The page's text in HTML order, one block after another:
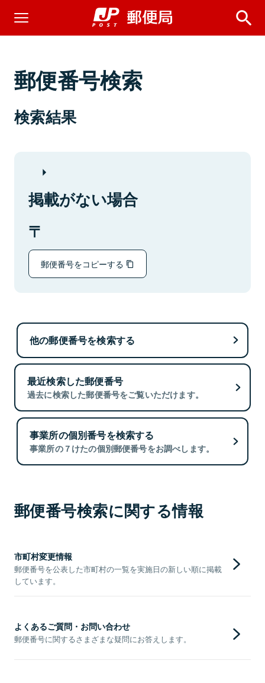
郵便番号検索
検索結果
掲載がない場合
郵便番号をコピーする
他の郵便番号を検索する
最近検索した郵便番号
過去に検索した郵便番号をご覧いただけます。
事業所の個別番号を検索する
事業所の７けたの個別郵便番号をお調べします。
郵便番号検索に関する情報
市町村変更情報
郵便番号を公表した市町村の一覧を実施日の新しい順に掲載
しています。
よくあるご質問・お問い合わせ
郵便番号に関するさまざまな疑問にお答えします。